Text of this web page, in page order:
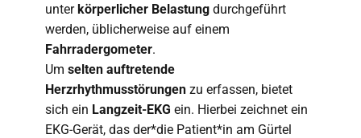
unterkörperlicher Belastung durchgeführt
werden, üblicherweise auf einem
Fahrradergometer.
Um selten auftretende
Herzrhythmusstörungen zu erfassen, bietet
sich ein Langzeit-EKG ein. Hierbei zeichnet ein
EKG-Gerät, das der*die Patient*in am Gürtel